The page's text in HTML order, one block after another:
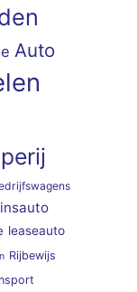
Auto
leaseauto
Rijbewijs